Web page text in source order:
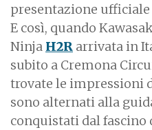
presentazione ufficiale
E così, quando
Ninja H2R arrivata in
subito a Cremona
trovate le impressioni
sono alternati alla
conquistati dal fascino